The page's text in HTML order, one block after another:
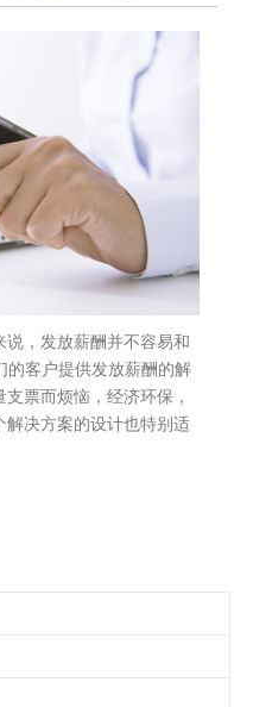
，发放薪酬并不容易和
的客户提供发放薪酬的解
票而烦恼，经济环保，
决方案的设计也特别适